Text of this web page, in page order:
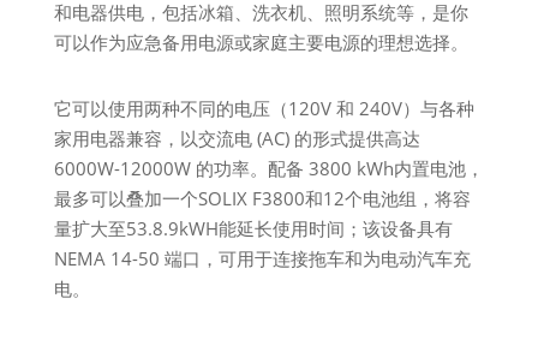
和电器供电，包括冰箱、洗衣机、照明系统等，是你
可以作为应急备用电源或家庭主要电源的理想选择。
它可以使用两种不同的电压（120V 和 240V）与各种
家用电器兼容，以交流电 (AC) 的形式提供高达
6000W-12000W 的功率。配备 3800 kWh内置电池，
最多可以叠加一个SOLIX F3800和12个电池组，将容
量扩大至53.8.9kWH能延长使用时间；该设备具有
NEMA 14-50 端口，可用于连接拖车和为电动汽车充
电。